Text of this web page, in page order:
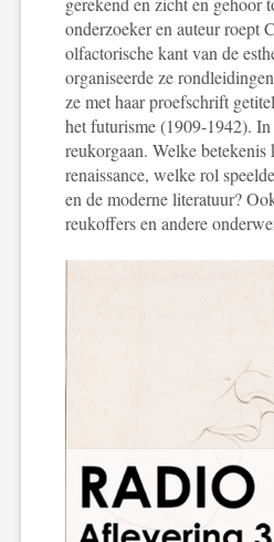
onderzoeker en auteur roept
olfactorische kant van de
organiseerde ze
ze met haar proefschrift
het futurisme (1909-1942).
reukorgaan. Welke betekenis
renaissance, welke rol
en de moderne literatuur?
reukoffers en andere